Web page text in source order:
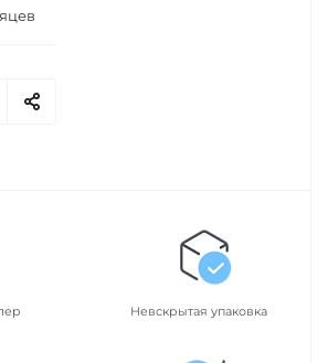
Невскрытая упаковка